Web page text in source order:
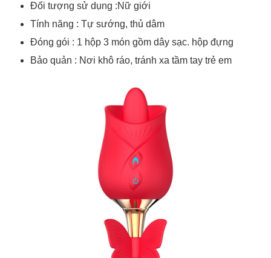
Đối tượng sử dụng :Nữ giới
Tính năng : Tự sướng, thủ dâm
Đóng gói : 1 hộp 3 món gồm dây sạc. hộp đựng
Bảo quản : Nơi khô ráo, tránh xa tầm tay trẻ em